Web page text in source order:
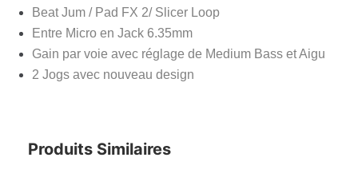
Beat Jum / Pad FX 2/ Slicer Loop
Entre Micro en Jack 6.35mm
Gain par voie avec réglage de Medium Bass et Aigu
2 Jogs avec nouveau design
Produits Similaires